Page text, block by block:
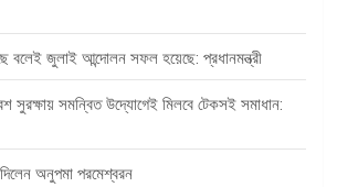
বলেই জুলাই আন্দোলন সফল হয়েছে: প্রধানমন্ত্রী
সুরক্ষায় সমন্বিত উদ্যোগেই মিলবে টেকসই সমাধান:
অনুপমা পরমেশ্বরন